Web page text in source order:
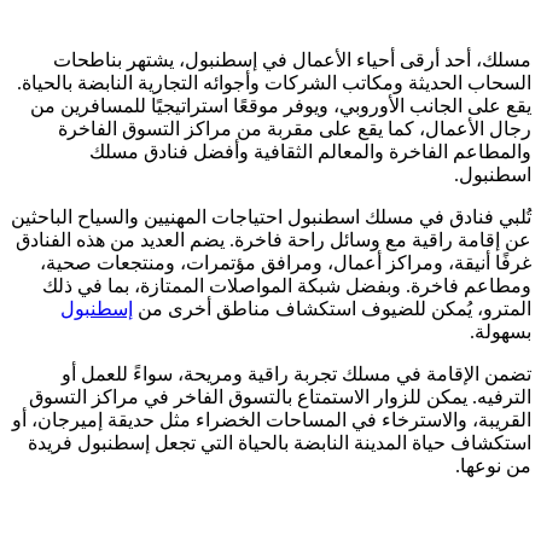
مسلك، أحد أرقى أحياء الأعمال في إسطنبول، يشتهر بناطحات
السحاب الحديثة ومكاتب الشركات وأجوائه التجارية النابضة بالحياة.
يقع على الجانب الأوروبي، ويوفر موقعًا استراتيجيًا للمسافرين من
رجال الأعمال، كما يقع على مقربة من مراكز التسوق الفاخرة
والمطاعم الفاخرة والمعالم الثقافية وأفضل فنادق مسلك
اسطنبول.
تُلبي فنادق في مسلك اسطنبول احتياجات المهنيين والسياح الباحثين
عن إقامة راقية مع وسائل راحة فاخرة. يضم العديد من هذه الفنادق
غرفًا أنيقة، ومراكز أعمال، ومرافق مؤتمرات، ومنتجعات صحية،
ومطاعم فاخرة. وبفضل شبكة المواصلات الممتازة، بما في ذلك
المترو، يُمكن للضيوف استكشاف مناطق أخرى من إسطنبول
بسهولة.
تضمن الإقامة في مسلك تجربة راقية ومريحة، سواءً للعمل أو
الترفيه. يمكن للزوار الاستمتاع بالتسوق الفاخر في مراكز التسوق
القريبة، والاسترخاء في المساحات الخضراء مثل حديقة إميرجان، أو
استكشاف حياة المدينة النابضة بالحياة التي تجعل إسطنبول فريدة
من نوعها.